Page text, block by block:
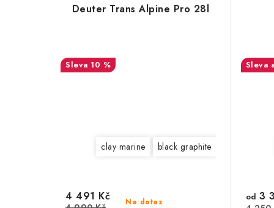
Deuter Trans Alpine Pro 28l
10 %
clay marine black graphite
Na dotaz
4 491 Kč od 3